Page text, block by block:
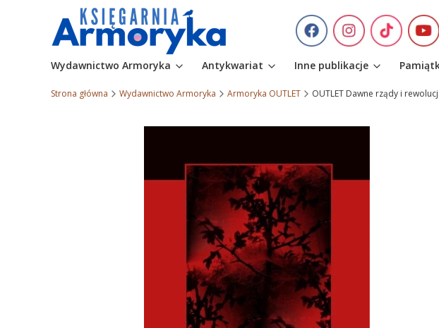
Wydawnictwo Armoryka Antykwariat Inne publikacje
Strona główna Wydawnictwo Armoryka Armoryka OUTLET OUTLET Dawne rządy i